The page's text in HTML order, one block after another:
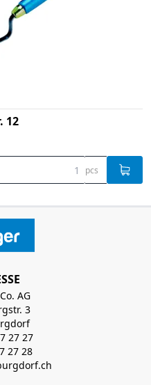
12
pcs
AG
3
27 27
27 28